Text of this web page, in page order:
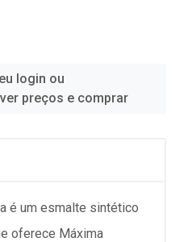
login ou
preços e comprar
é um esmalte sintético
oferece Máxima